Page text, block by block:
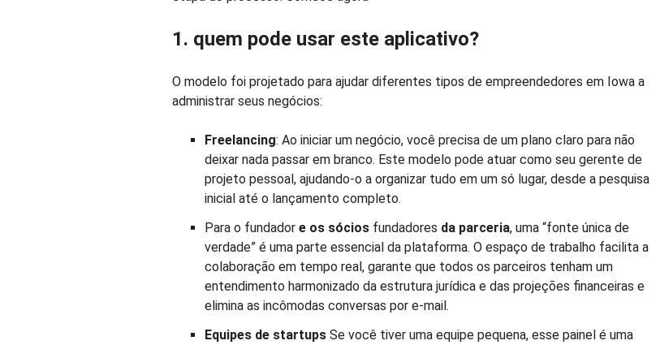
1. quem pode usar este aplicativo?
O modelo foi projetado para ajudar diferentes tipos de empreendedores em Iowa a
administrar seus negócios:
Freelancing: Ao iniciar um negócio, você precisa de um plano claro para não
deixar nada passar em branco. Este modelo pode atuar como seu gerente de
projeto pessoal, ajudando-o a organizar tudo em um só lugar, desde a pesquisa
inicial até o lançamento completo.
Para o fundador e os sócios fundadores da parceria, uma “fonte única de
verdade” é uma parte essencial da plataforma. O espaço de trabalho facilita a
colaboração em tempo real, garante que todos os parceiros tenham um
entendimento harmonizado da estrutura jurídica e das projeções financeiras e
elimina as incômodas conversas por e-mail.
Equipes de startups Se você tiver uma equipe pequena, esse painel é uma